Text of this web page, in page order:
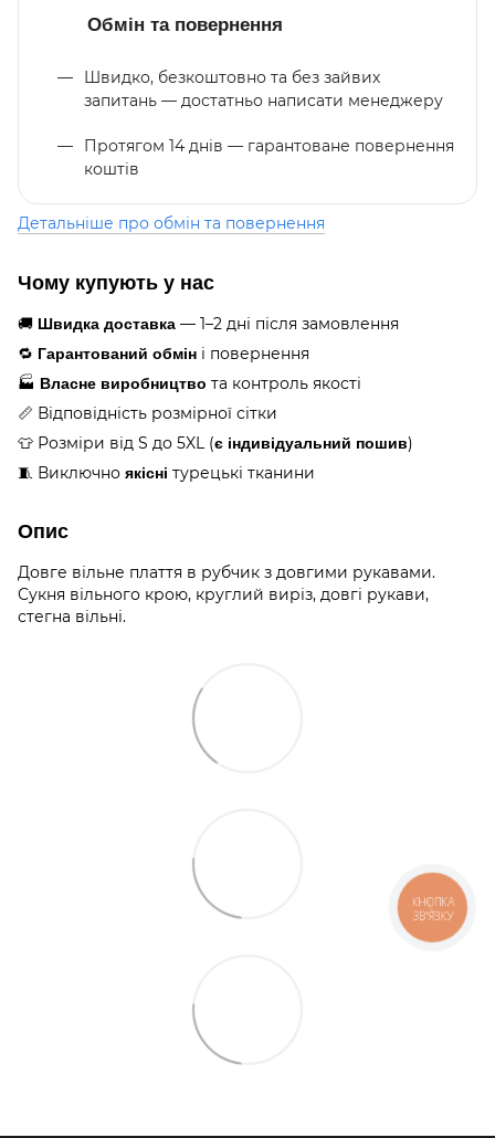
Обмін та повернення
Швидко, безкоштовно та без зайвих
запитань — достатньо написати менеджеру
Протягом 14 днів — гарантоване повернення
коштів
Детальніше про обмін та повернення
Чому купують у нас
🚚 Швидка доставка — 1–2 дні після замовлення
🔁 Гарантований обмін і повернення
🏭 Власне виробництво та контроль якості
📏 Відповідність розмірної сітки
👕 Розміри від S до 5XL (є індивідуальний пошив)
🧵 Виключно якісні турецькі тканини
Опис
Довге вільне плаття в рубчик з довгими рукавами.
Сукня вільного крою, круглий виріз, довгі рукави,
стегна вільні.
КНОПКА
ЗВ'ЯЗКУ